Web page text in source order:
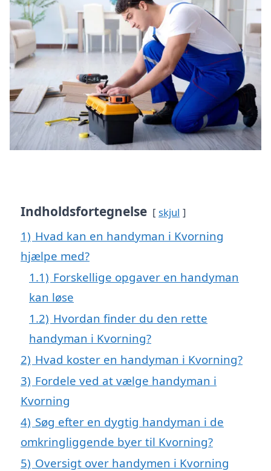
Indholdsfortegnelse skjul
1) Hvad kan en handyman i Kvorning
hjælpe med?
1.1) Forskellige opgaver en handyman
kan løse
1.2) Hvordan finder du den rette
handyman i Kvorning?
2) Hvad koster en handyman i Kvorning?
3) Fordele ved at vælge handyman i
Kvorning
4) Søg efter en dygtig handyman i de
omkringliggende byer til Kvorning?
5) Oversigt over handymen i Kvorning